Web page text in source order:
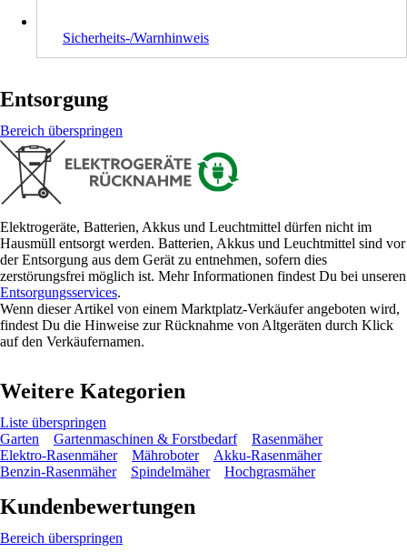
Sicherheits-/Warnhinweis
Entsorgung
Bereich überspringen
Elektrogeräte, Batterien, Akkus und Leuchtmittel dürfen nicht im
Hausmüll entsorgt werden. Batterien, Akkus und Leuchtmittel sind vor
der Entsorgung aus dem Gerät zu entnehmen, sofern dies
zerstörungsfrei möglich ist. Mehr Informationen findest Du bei unseren
Entsorgungsservices.
Wenn dieser Artikel von einem Marktplatz-Verkäufer angeboten wird,
findest Du die Hinweise zur Rücknahme von Altgeräten durch Klick
auf den Verkäufernamen.
Weitere Kategorien
Liste überspringen
Garten
Gartenmaschinen & Forstbedarf
Rasenmäher
Elektro-Rasenmäher
Mähroboter
Akku-Rasenmäher
Benzin-Rasenmäher
Spindelmäher Hochgrasmäher
Kundenbewertungen
Bereich überspringen